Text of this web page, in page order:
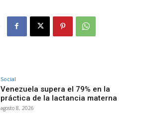
Social
Venezuela supera el 79% en la
práctica de la lactancia materna
agosto 8, 2026